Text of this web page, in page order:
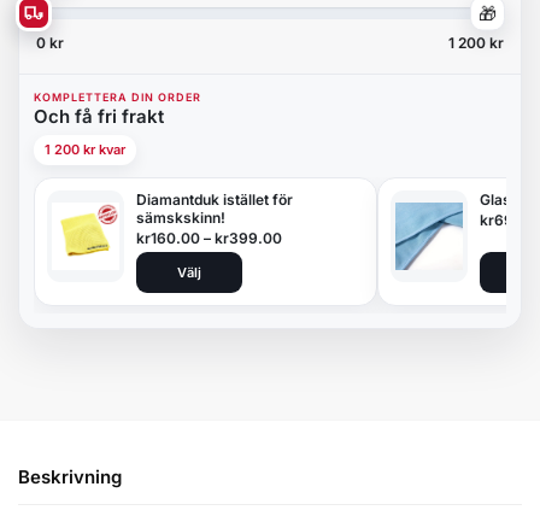
🎁
0 kr 1 200 kr
KOMPLETTERA DIN ORDER
Och få fri frakt
1 200 kr kvar
Diamantduk istället för
sämskskinn!
kr160.00 – kr399.00
Välj
kr69.00
Beskrivning